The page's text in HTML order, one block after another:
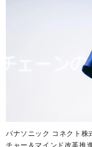
パナソニック コネクト
チャー＆マインド改革推